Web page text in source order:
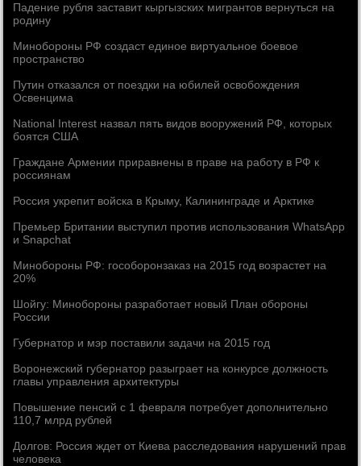
Падение рубля заставит кыргызских мигрантов вернуться на
родину
Минобороны РФ создаст единое виртуальное боевое
пространство
Путин отказался от поездки на юбилей освобождения
Освенцима
National Interest назвал пять видов вооружений РФ, которых
боятся США
Граждане Армении приравнены в праве на работу в РФ к
россиянам
Россия укрепит войска в Крыму, Калининграде и Арктике
Премьер Британии выступил против использования WhatsApp
и Snapchat
Минобороны РФ: гособоронзаказ на 2015 год возрастет на
20%
Шойгу: Минобороны разработает новый План обороны
России
Губернатор и мэр поставили задачи на 2015 год
Воронежский губернатор разыграет на конкурсе должность
главы управления архитектуры
Повышение пенсий с 1 февраля потребует дополнительно
110,7 млрд рублей
Долгов: Россия ждет от Киева расследования нарушений прав
человека